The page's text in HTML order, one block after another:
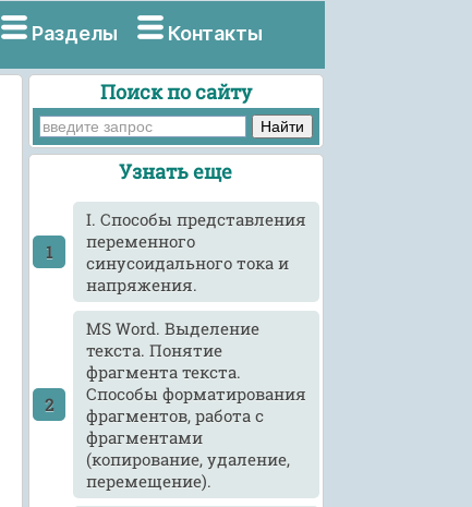
Разделы Контакты
Поиск по сайту
Узнать еще
I. Способы представления
переменного
синусоидального тока и
напряжения.
MS Word. Выделение
текста. Понятие
фрагмента текста.
Способы форматирования
фрагментов, работа с
фрагментами
(копирование, удаление,
перемещение).